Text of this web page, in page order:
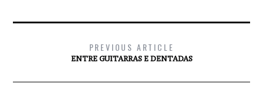
PREVIOUS ARTICLE
ENTRE GUITARRAS E DENTADAS